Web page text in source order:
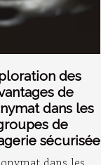
des
de
dans les
de
sécurisée